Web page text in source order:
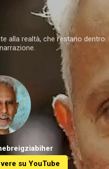
principali
alla realtà, che restano dentro.
su YouTube